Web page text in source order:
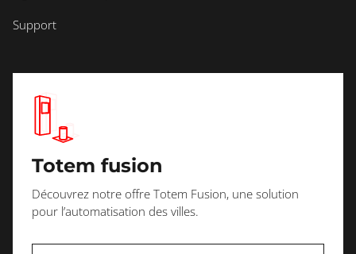
Support
Totem fusion
Découvrez notre offre Totem Fusion, une solution
pour l’automatisation des villes.